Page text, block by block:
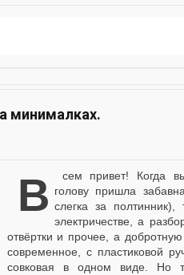
минималках.
Всем привет! Когда выложил набор связиста электрика, в голову пришла
слегка за
электричестве, а
отвёртки и прочее, а
современное, с пластиковой
совковая в одном виде. Но